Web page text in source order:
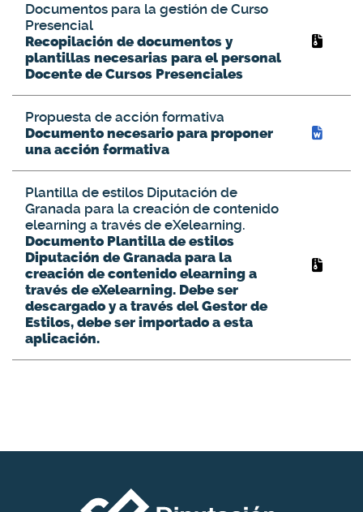
Documentos para la gestión de Curso
Presencial
Recopilación de documentos y
plantillas necesarias para el personal
Docente de Cursos Presenciales
Propuesta de acción formativa
Documento necesario para proponer
una acción formativa
Plantilla de estilos Diputación de
Granada para la creación de contenido
elearning a través de eXelearning.
Documento Plantilla de estilos
Diputación de Granada para la
creación de contenido elearning a
través de eXelearning. Debe ser
descargado y a través del Gestor de
Estilos, debe ser importado a esta
aplicación.